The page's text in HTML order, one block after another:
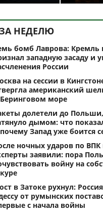
НЕДЕЛЮ
бомб Лаврова: Кремль
западную засаду и
России
на сессии в
американский
море
долетели до
дымом: что
Запад уже боится
ночных ударов по ВПК
заявили: пора
войну на
в Затоке рухнул:
от румынских
с начала войны